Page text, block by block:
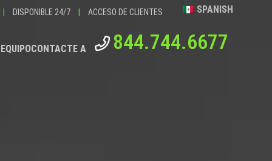
| DISPONIBLE 24/7 | ACCESO DE CLIENTES SPANISH
CONTACTE A 844.744.6677